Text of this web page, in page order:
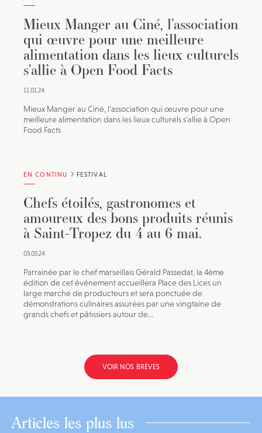
Mieux Manger au Ciné, l’association
qui œuvre pour une meilleure
alimentation dans les lieux culturels
s’allie à Open Food Facts
11.01.24
Mieux Manger au Ciné, l’association qui œuvre pour une
meilleure alimentation dans les lieux culturels s’allie à Open
Food Facts
EN CONTINU FESTIVAL
Chefs étoilés, gastronomes et
amoureux des bons produits réunis
à Saint-Tropez du 4 au 6 mai.
03.05.24
Parrainée par le chef marseillais Gérald Passedat, la 4ème
édition de cet événement accueillera Place des Lices un
large marché de producteurs et sera ponctuée de
démonstrations culinaires assurées par une vingtaine de
grands chefs et pâtissiers autour de...
VOIR NOS BRÈVES
Articles les plus lus